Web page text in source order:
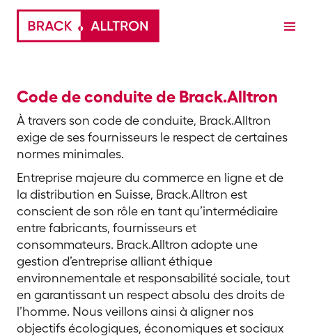
Code de conduite de Brack.Alltron
À travers son code de conduite, Brack.Alltron
exige de ses fournisseurs le respect de certaines
normes minimales.
Entreprise majeure du commerce en ligne et de
la distribution en Suisse, Brack.Alltron est
conscient de son rôle en tant qu’intermédiaire
entre fabricants, fournisseurs et
consommateurs. Brack.Alltron adopte une
gestion d’entreprise alliant éthique
environnementale et responsabilité sociale, tout
en garantissant un respect absolu des droits de
l’homme. Nous veillons ainsi à aligner nos
objectifs écologiques, économiques et sociaux